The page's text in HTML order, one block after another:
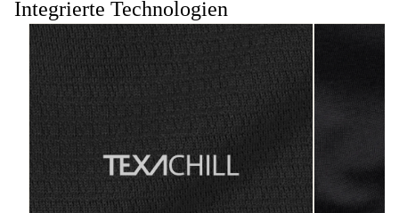
Integrierte Technologien